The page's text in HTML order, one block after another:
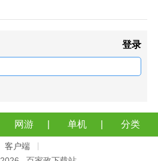
登录
网游 单机 分类
客户端 |